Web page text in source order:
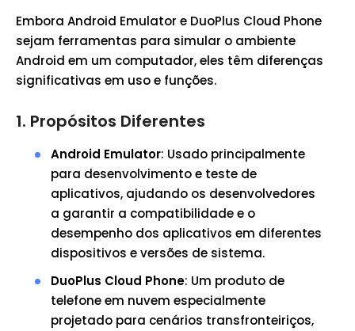
Embora Android Emulator e DuoPlus Cloud Phone
sejam ferramentas para simular o ambiente
Android em um computador, eles têm diferenças
significativas em uso e funções.
1. Propósitos Diferentes
Android Emulator: Usado principalmente
para desenvolvimento e teste de
aplicativos, ajudando os desenvolvedores
a garantir a compatibilidade e o
desempenho dos aplicativos em diferentes
dispositivos e versões de sistema.
DuoPlus Cloud Phone: Um produto de
telefone em nuvem especialmente
projetado para cenários transfronteiriços,